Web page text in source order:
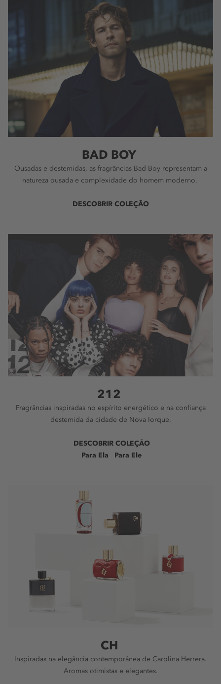
BAD BOY
Ousadas e destemidas, as fragrâncias Bad Boy representam a
natureza ousada e complexidade do homem moderno.
DESCOBRIR COLEÇÃO
212
Fragrâncias inspiradas no espírito energético e na confiança
destemida da cidade de Nova Iorque.
DESCOBRIR COLEÇÃO
Para Ela
Para Ele
CH
Inspiradas na elegância contemporânea de Carolina Herrera.
Aromas otimistas e elegantes.